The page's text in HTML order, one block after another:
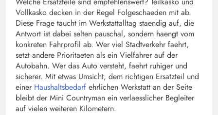
Vollkasko decken in der Regel Folgeschaeden mit ab.
Diese Frage taucht im Werkstattalltag staendig auf, die
Antwort ist dabei selten pauschal, sondern haengt vom
konkreten Fahrprofil ab. Wer viel Stadtverkehr faehrt,
setzt andere Prioritaeten als ein Vielfahrer auf der
Autobahn. Wer das Auto versteht, faehrt ruhiger und
sicherer. Mit etwas Umsicht, dem richtigen Ersatzteil und
einer Haushaltsbedarf ehrlichen Werkstatt an der Seite
bleibt der Mini Countryman ein verlaesslicher Begleiter
auf vielen weiteren Kilometern.